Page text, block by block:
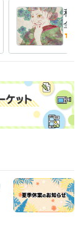
和風
全力
絵ス